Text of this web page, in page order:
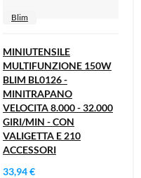
Blim
MINIUTENSILE
MULTIFUNZIONE 150W
BLIM BL0126 -
MINITRAPANO
VELOCITA 8.000 - 32.000
GIRI/MIN - CON
VALIGETTA E 210
ACCESSORI
33,94 €